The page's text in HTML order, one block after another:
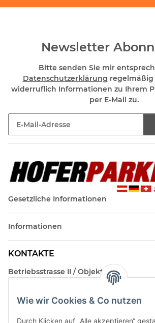
Wie wir Cookies & Co nutzen
Durch Klicken auf „Alle akzeptieren“
Newsletter
Bitte senden Sie mir
Datenschutzerklärung
widerruflich Informationen zu Ihrem
per E-Mail zu.
Gesetzliche Informationen
Informationen
KONTAKTE
Betriebsstrasse II / Objekt 17
Kontakt